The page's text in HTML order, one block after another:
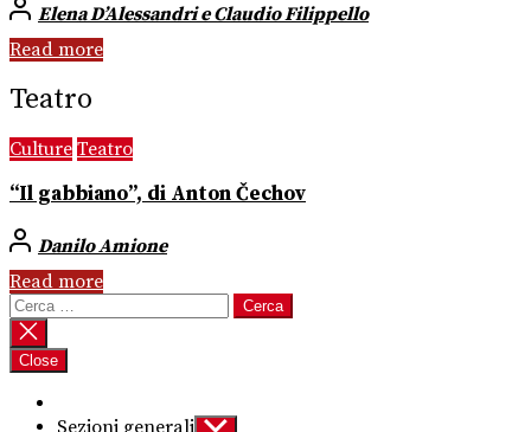
Elena D’Alessandri e Claudio Filippello
Read more
Teatro
Culture Teatro
“Il gabbiano”, di Anton Čechov
Danilo Amione
Read more
Ricerca
per:
Close
Sezioni generali Show